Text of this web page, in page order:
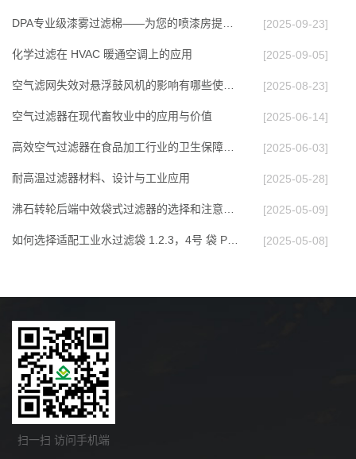
[2025-09-23]
化学过滤在 HVAC 暖通空调上的应⽤ [2025-09-05]
[2025-08-23]
空气过滤器在现代畜牧业中的应用与价值 [2025-06-14]
[2025-06-03]
耐高温过滤器材料、设计与工业应用 [2025-05-28]
[2025-05-09]
[2025-05-08]
扫一扫 访问手机端